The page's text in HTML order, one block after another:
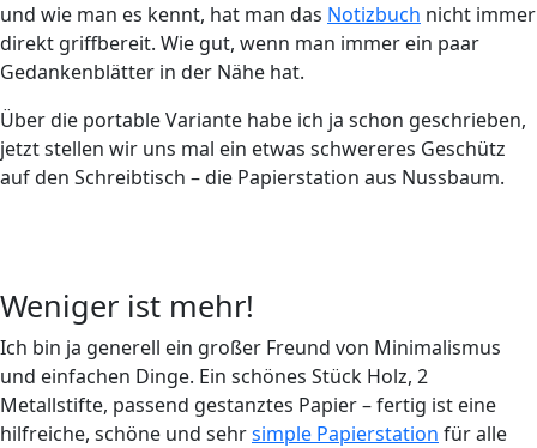
und wie man es kennt, hat man das Notizbuch nicht immer
direkt griffbereit. Wie gut, wenn man immer ein paar
Gedankenblätter in der Nähe hat.
Über die portable Variante habe ich ja schon geschrieben,
jetzt stellen wir uns mal ein etwas schwereres Geschütz
auf den Schreibtisch – die Papierstation aus Nussbaum.
Weniger ist mehr!
Ich bin ja generell ein großer Freund von Minimalismus
und einfachen Dinge. Ein schönes Stück Holz, 2
Metallstifte, passend gestanztes Papier – fertig ist eine
hilfreiche, schöne und sehrsimple Papierstation für alle